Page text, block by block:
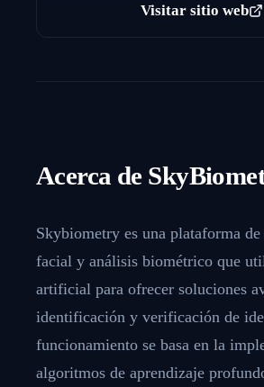
Visitar sitio web
Acerca de
Skybiometry es una plataforma
facial y análisis biométrico que
artificial para ofrecer soluciones
identificación y verificación de
funcionamiento se basa en la
algoritmos de aprendizaje